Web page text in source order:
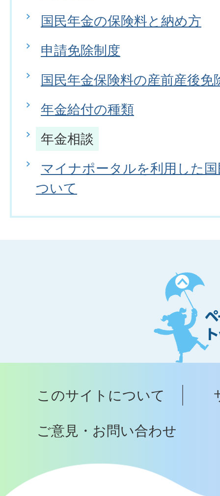
国民年金の保険料と納め方
申請免除制度
国民年金保険料の産前産後免
年金給付の種類
年金相談
マイナポータルを利用した
ついて
ペ
ー
ジ
ト
ッ
へ
このサイトについて
ご意見・お問い合わせ